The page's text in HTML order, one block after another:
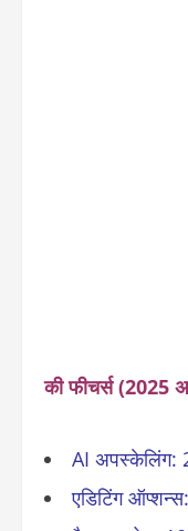
की फीचर्स (2025
AI अपस्केलिंग:
एडिटिंग ऑप्शन्स